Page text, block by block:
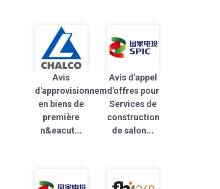
Avis
d'approvisionnement
en biens de
première
n&eacut...
Avis d'appel
d'offres pour
Services de
construction
de salon...